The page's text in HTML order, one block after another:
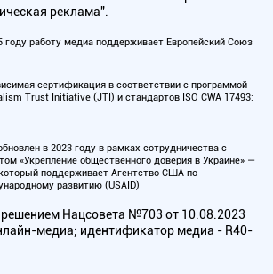
реклама".
году работу медиа поддерживает Европейский Союз
сертификация в соответствии с программой
Trust Initiative (JTI) и стандартов ISO CWA 17493:
в 2023 году в рамках сотрудничества с
«Укрепление общественного доверия в Украине» —
поддерживает Агентство США по
развитию (USAID)
решением Нацсовета №703 от 10.08.2023
медиа; идентификатор медиа - R40-